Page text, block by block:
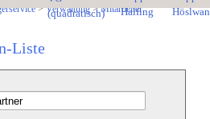
>Verwaltung>Mitarbeiter
Liste